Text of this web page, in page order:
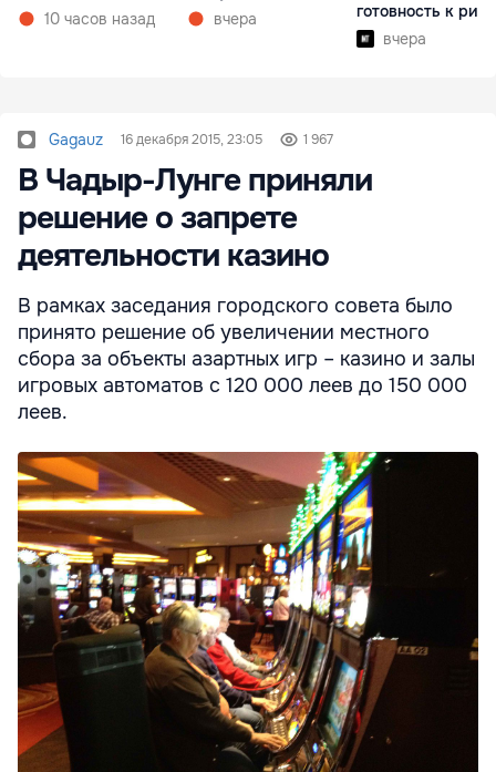
10 часов назад
вчера
готовность к
вчера
Gagauz 16 декабря 2015, 23:05 1 967
В Чадыр-Лунге приняли
решение о запрете
деятельности казино
В рамках заседания городского совета было
принято решение об увеличении местного
сбора за объекты азартных игр – казино и залы
игровых автоматов с 120 000 леев до 150 000
леев.